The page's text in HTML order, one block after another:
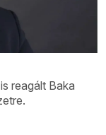
reagált Baka